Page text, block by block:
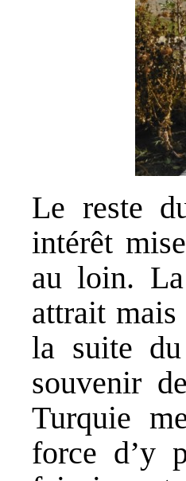
Le reste
intérêt
au loin.
attrait
la suite
souvenir
Turquie
force d’y